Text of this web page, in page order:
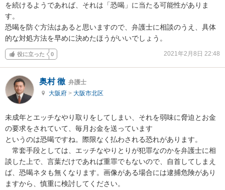
を続けるようであれば、それは「恐喝」に当たる可能性がありま
す。
恐喝を防ぐ方法はあると思いますので、弁護士に相談のうえ、具体
的な対処方法を早めに決めたほうがいいでしょう。
役に立った 0 2021年2月8日 22:48
奥村 徹 弁護士
大阪府 > 大阪市北区
未成年とエッチなやり取りをしてしまい、それを弱味に脅迫とお金
の要求をされていて、毎月お金を送っています
というのは恐喝ですね。際限なく払わされる恐れがあります。
常套手段としては、エッチなやりとりが犯罪なのかを弁護士に相
談した上で、言葉だけであれば重罪でもないので、自首してしまえ
ば、恐喝ネタも無くなります。画像がある場合には逮捕危険があり
ますから、慎重に検討してください。